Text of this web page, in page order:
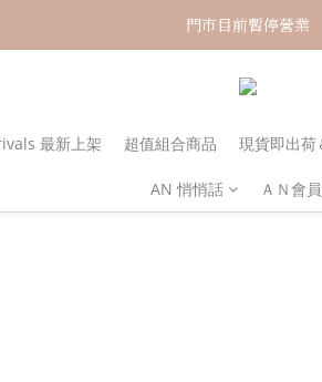
新加入會員！即享有NT150
門市目前暫停營業
新加入會員！即享有NT150
最新上架 超值組合商品 現貨即出荷
AN 悄悄話 ＡＮ會